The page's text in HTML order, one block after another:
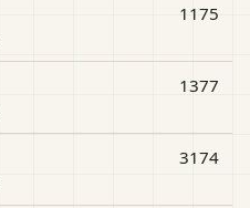
1175
1377
3174